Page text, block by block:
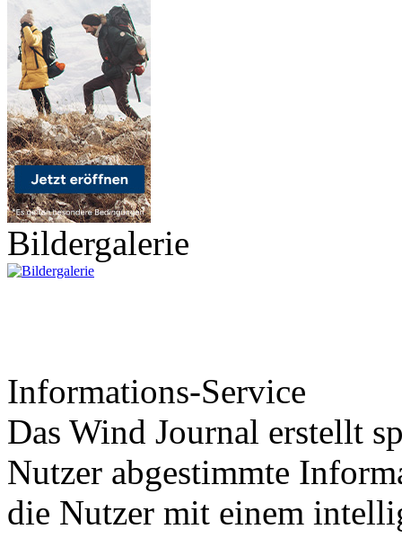
Bildergalerie
Informations-Service
Das Wind Journal erstellt
Nutzer abgestimmte
die Nutzer mit einem